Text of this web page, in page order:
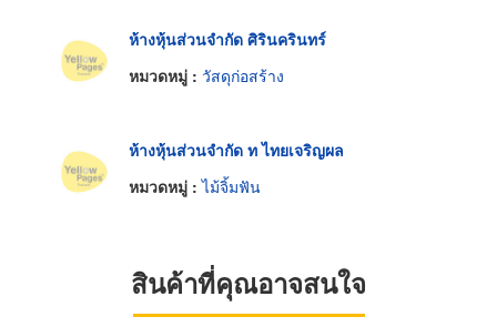
ห้างหุ้นส่วนจำกัด ศิรินครินทร์
หมวดหมู่ : วัสดุก่อสร้าง
ห้างหุ้นส่วนจำกัด ท ไทยเจริญผล
หมวดหมู่ :ไม้จิ้มฟัน
สินค้าที่คุณอาจสนใจ